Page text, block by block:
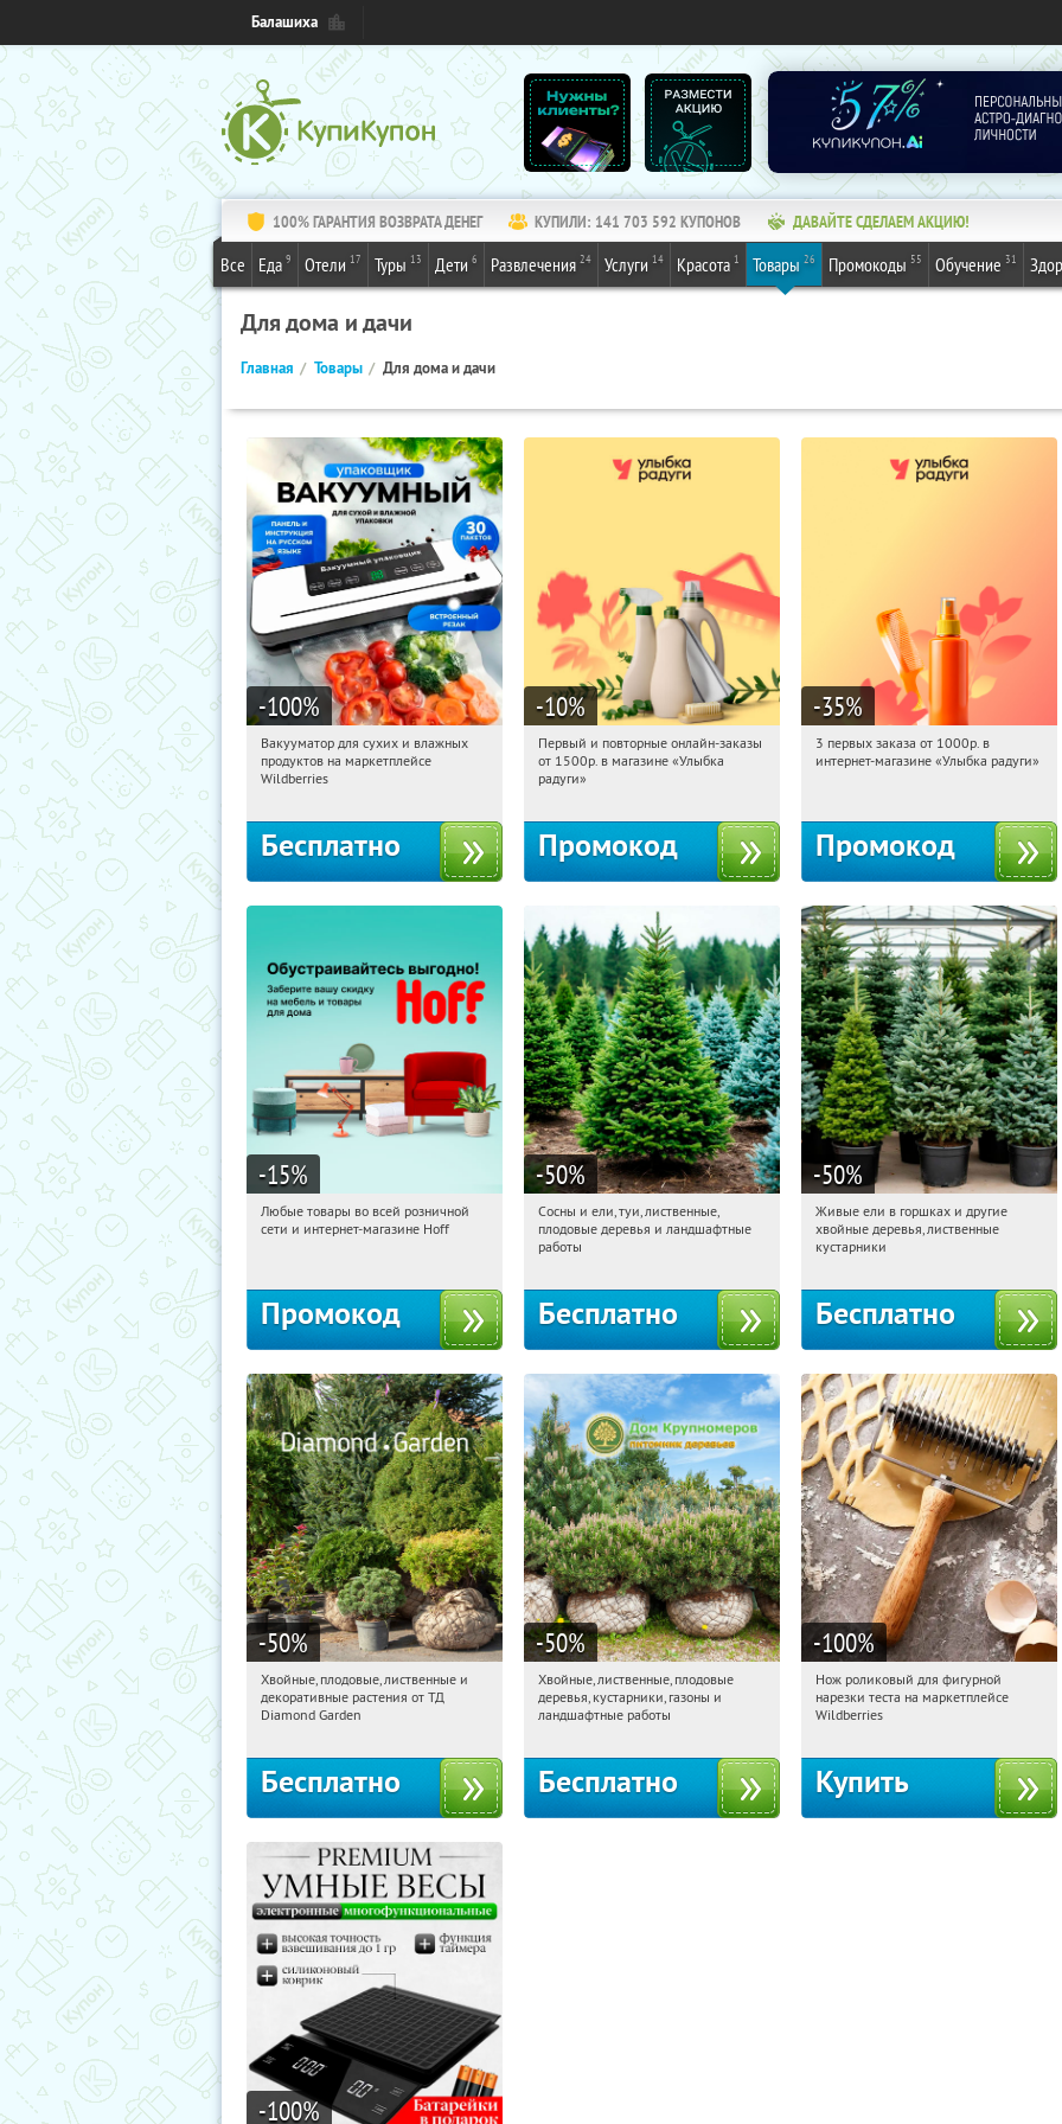
Балашиха
100% ГАРАНТИЯ ВОЗВРАТА ДЕНЕГ КУПИЛИ: 141 703 593 КУПОНОВ ДАВАЙТЕ СДЕЛАЕМ АКЦИЮ!
Все Еда 9 Отели 17 Туры 13 Дети 6 Развлечения 24 Услуги 14 Красота 1 Товары 26 Промокоды 55 Обучение 31
Для дома и дачи
Главная Товары Для дома и дачи
-100%
06:32:33 Получили:191
Россия
Вакууматор для сухих и влажных
продуктов на маркетплейсе
Wildberries
Бесплатно
-10%
06:32:33 Получили:1
Россия
Первый и повторные онлайн-заказы
от 1500р. в магазине «Улыбка
радуги»
Промокод
-35%
06:32:33 Получили:
3 первых заказа от 1000р. в
интернет-магазине «Улыбка радуги»
Промокод
-15%
06:32:33 Получили:
Любые товары во всей розничной
сети и интернет-магазине Hoff
Промокод
-50%
06:32:33 Получили:
Московская обл., г. Химки,
Сосны и ели, туи, лиственные,
плодовые деревья и ландшафтные
работы
Бесплатно
-50%
06:32:33 Получили:
Московская обл., г. Химки,
Живые ели в горшках и другие
хвойные деревья, лиственные
кустарники
Бесплатно
-50%
06:32:33 Получили:
Выставочная
Хвойные, плодовые, лиственные и
декоративные растения от ТД
Diamond Garden
Бесплатно
-50%
06:32:33 Получили:
Павелецкая
Угрешская
Хвойные, лиственные, плодовые
деревья, кустарники, газоны и
ландшафтные работы
Бесплатно
-100%
06:32:33 Получили:
Россия
Нож роликовый для фигурной
нарезки теста на маркетплейсе
Wildberries
Купить
-100%